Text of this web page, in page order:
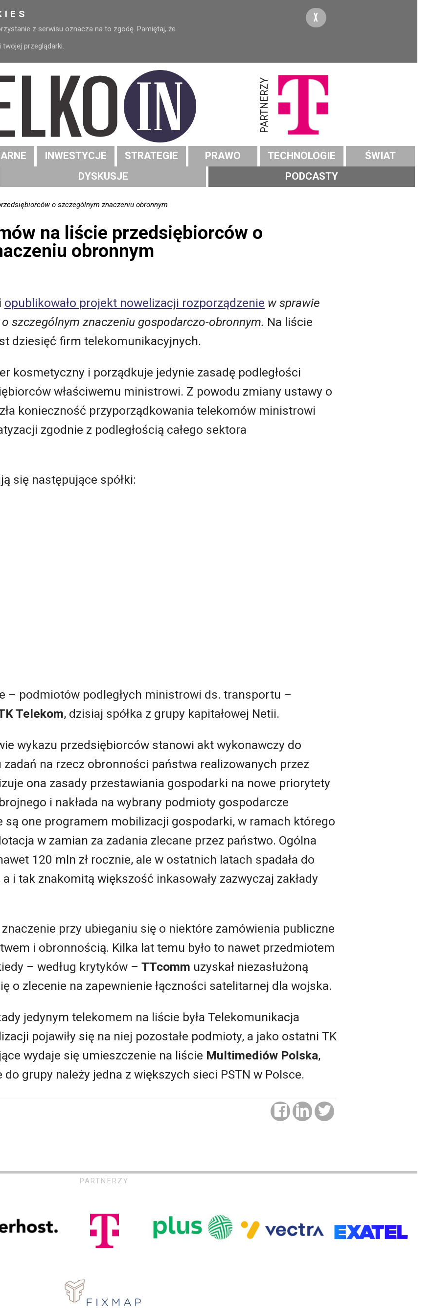
z serwisu oznacza na to zgodę. Pamiętaj, że
przeglądarki.
X
PARTNERZY
INWESTYCJE STRATEGIE PRAWO TECHNOLOGIE
ŚWIAT
DYSKUSJE PODCASTY
o szczególnym znaczeniu obronnym
na liście przedsiębiorców o
obronnym
opublikowało projekt nowelizacji rozporządzenie w sprawie
szczególnym znaczeniu gospodarczo-obronnym. Na liście
dziesięć firm telekomunikacyjnych.
kosmetyczny i porządkuje jedynie zasadę podległości
właściwemu ministrowi. Z powodu zmiany ustawy o
konieczność przyporządkowania telekomów ministrowi
zgodnie z podległością całego sektora
się następujące spółki:
– podmiotów podległych ministrowi ds. transportu –
Telekom, dzisiaj spółka z grupy kapitałowej Netii.
wykazu przedsiębiorców stanowi akt wykonawczy do
na rzecz obronności państwa realizowanych przez
ona zasady przestawiania gospodarki na nowe priorytety
i nakłada na wybrany podmioty gospodarcze
są one programem mobilizacji gospodarki, w ramach którego
w zamian za zadania zlecane przez państwo. Ogólna
120 mln zł rocznie, ale w ostatnich latach spadała do
i tak znakomitą większość inkasowały zazwyczaj zakłady
przy ubieganiu się o niektóre zamówienia publiczne
i obronnością. Kilka lat temu było to nawet przedmiotem
– według krytyków – TTcomm uzyskał niezasłużoną
o zlecenie na zapewnienie łączności satelitarnej dla wojska.
jedynym telekomem na liście była Telekomunikacja
pojawiły się na niej pozostałe podmioty, a jako ostatni TK
wydaje się umieszczenie na liście Multimediów Polska,
grupy należy jedna z większych sieci PSTN w Polsce.
PARTNERZY